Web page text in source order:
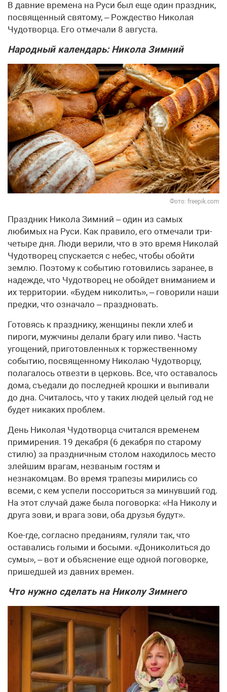
В давние времена на Руси был еще один праздник,
посвященный святому, – Рождество Николая
Чудотворца. Его отмечали 8 августа.
Народный календарь: Никола Зимний
Фото: freepik.com
Праздник Никола Зимний – один из самых
любимых на Руси. Как правило, его отмечали три-
четыре дня. Люди верили, что в это время Николай
Чудотворец спускается с небес, чтобы обойти
землю. Поэтому к событию готовились заранее, в
надежде, что Чудотворец не обойдет вниманием и
их территории. «Будем николить», – говорили наши
предки, что означало – праздновать.
Готовясь к празднику, женщины пекли хлеб и
пироги, мужчины делали брагу или пиво. Часть
угощений, приготовленных к торжественному
событию, посвященному Николаю Чудотворцу,
полагалось отвезти в церковь. Все, что оставалось
дома, съедали до последней крошки и выпивали
до дна. Считалось, что у таких людей целый год не
будет никаких проблем.
День Николая Чудотворца считался временем
примирения. 19 декабря (6 декабря по старому
стилю) за праздничным столом находилось место
злейшим врагам, незваным гостям и
незнакомцам. Во время трапезы мирились со
всеми, с кем успели поссориться за минувший год.
На этот случай даже была поговорка: «На Николу и
друга зови, и врага зови, оба друзья будут».
Кое-где, согласно преданиям, гуляли так, что
оставались голыми и босыми. «Дониколиться до
сумы», – вот и объяснение еще одной поговорке,
пришедшей из давних времен.
Что нужно сделать на Николу Зимнего